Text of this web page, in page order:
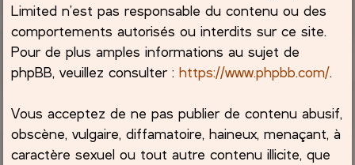
Limited n’est pas responsable du contenu ou des
comportements autorisés ou interdits sur ce site.
Pour de plus amples informations au sujet de
phpBB, veuillez consulter :https://www.phpbb.com/.
Vous acceptez de ne pas publier de contenu abusif,
obscène, vulgaire, diffamatoire, haineux, menaçant, à
caractère sexuel ou tout autre contenu illicite, que